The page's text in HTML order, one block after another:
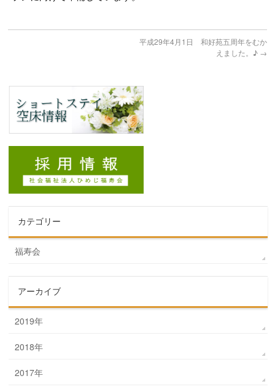
平成29年4月1日 和好苑五周年をむか
えました。♪ →
カテゴリー
福寿会
アーカイブ
2019年
2018年
2017年